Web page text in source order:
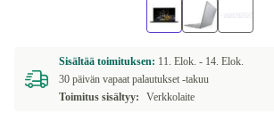
Sisältää toimituksen: 11. Elok. - 14. Elok.
30 päivän vapaat palautukset -takuu
Toimitus sisältyy:
Verkkolaite